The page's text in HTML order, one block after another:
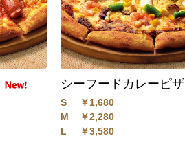
シーフードカレーピザ
S
￥1,680
M
￥2,280
L
￥3,580